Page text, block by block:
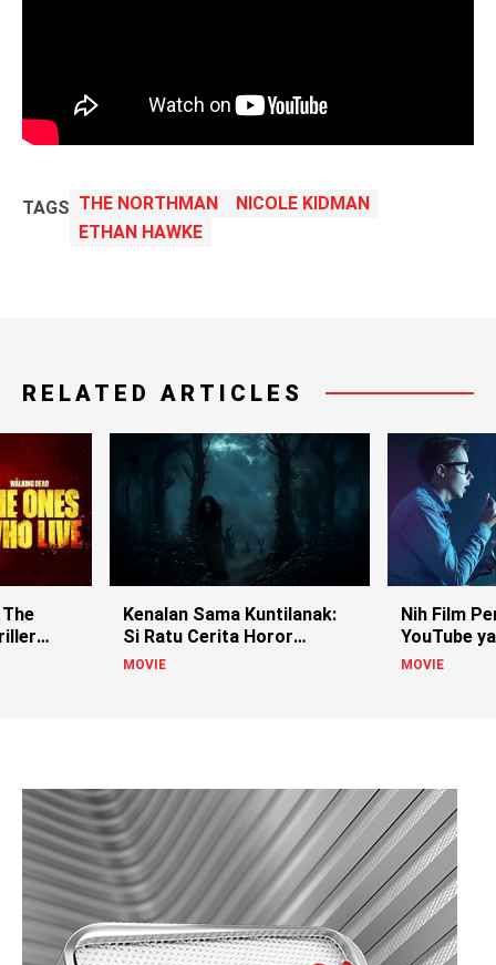
TAGS THE NORTHMAN
NICOLE KIDMAN
ETHAN HAWKE
RELATED ARTICLES
Kenalan Sama Kuntilanak:
Si Ratu Cerita Horor
Indonesia!
MOVIE
Nih Film
YouTube
MOVIE